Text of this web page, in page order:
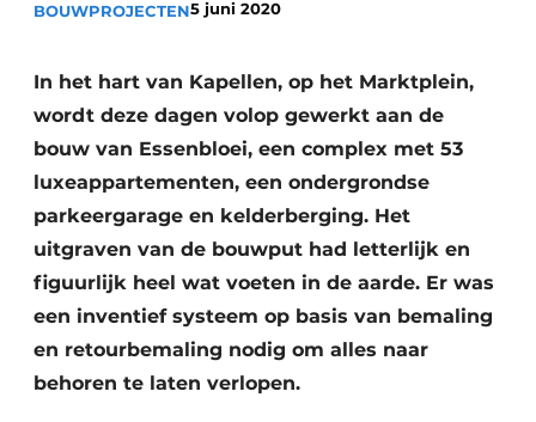
Video’s
Aanmelden
Bedrijven
Bedrijven
Contact
Beton & Staalbouw
BIM
Evenementen
Dak & Gevel
Houtbouw
BOUWPROJECTEN5 juni 2020
In het hart van Kapellen, op het Marktplein,
wordt deze dagen volop gewerkt aan de
bouw van Essenbloei, een complex met 53
luxeappartementen, een ondergrondse
parkeergarage en kelderberging. Het
uitgraven van de bouwput had letterlijk en
figuurlijk heel wat voeten in de aarde. Er was
een inventief systeem op basis van bemaling
en retourbemaling nodig om alles naar
behoren te laten verlopen.